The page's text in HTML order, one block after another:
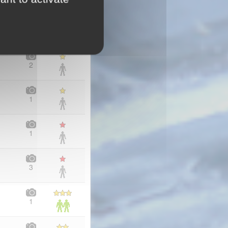
2
1
1
3
1